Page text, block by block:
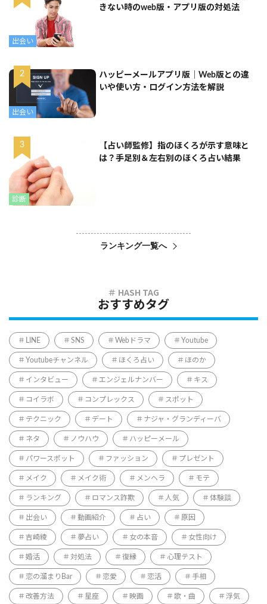
出会い
きない時のweb版・アプリ版の対処法
出会い
ハッピーメールアプリ版｜Web版との違
いや使い方・ログイン方法を解説
診断
【占い師監修】指のほくろが示す意味と
は？手足別＆左右別のほくろ占い結果
ランキング一覧へ
おすすめタグ
LINE SNS Webドラマ Youtube
Youtubeチャンネル ほくろ占い ほのか
インタビュー エンジェルナンバー キス
コイラボ コンプレックス スポット
テクニック デート ナジャ・グランディーバ
ネタ ノウハウ ハッピーメール
パワースポット ファッション プレゼント
メイク メイク術 メンヘラ モテ
ランキング ロマンス詐欺 人気 体験談
出会い 動画紹介 占い 原因
吉崎綾 夢占い 女の本音 女性向け
婚活 対処法 復縁 心理テスト
恋の溜まりBar 恋愛 恋活 手相
改善方法 星座 映画 歌・曲 浮気